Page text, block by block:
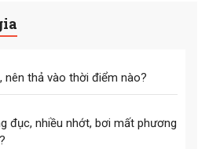
nên thả vào thời điểm nào?
đục, nhiều nhớt, bơi mất phương